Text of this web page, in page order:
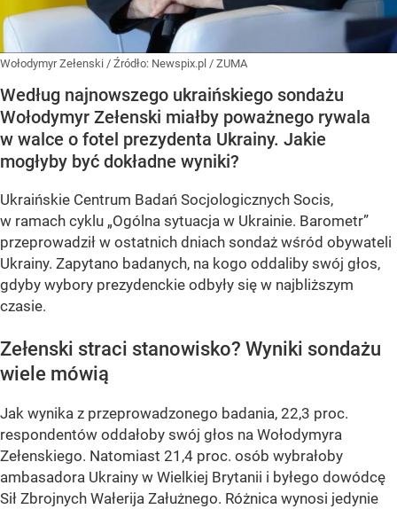
Wołodymyr Zełenski / Źródło: Newspix.pl / ZUMA
Według najnowszego ukraińskiego sondażu
Wołodymyr Zełenski miałby poważnego rywala
w walce o fotel prezydenta Ukrainy. Jakie
mogłyby być dokładne wyniki?
Ukraińskie Centrum Badań Socjologicznych Socis,
w ramach cyklu „Ogólna sytuacja w Ukrainie. Barometr”
przeprowadził w ostatnich dniach sondaż wśród obywateli
Ukrainy. Zapytano badanych, na kogo oddaliby swój głos,
gdyby wybory prezydenckie odbyły się w najbliższym
czasie.
Zełenski straci stanowisko? Wyniki sondażu
wiele mówią
Jak wynika z przeprowadzonego badania, 22,3 proc.
respondentów oddałoby swój głos na Wołodymyra
Zełenskiego. Natomiast 21,4 proc. osób wybrałoby
ambasadora Ukrainy w Wielkiej Brytanii i byłego dowódcę
Sił Zbrojnych Wałerija Załużnego. Różnica wynosi jedynie